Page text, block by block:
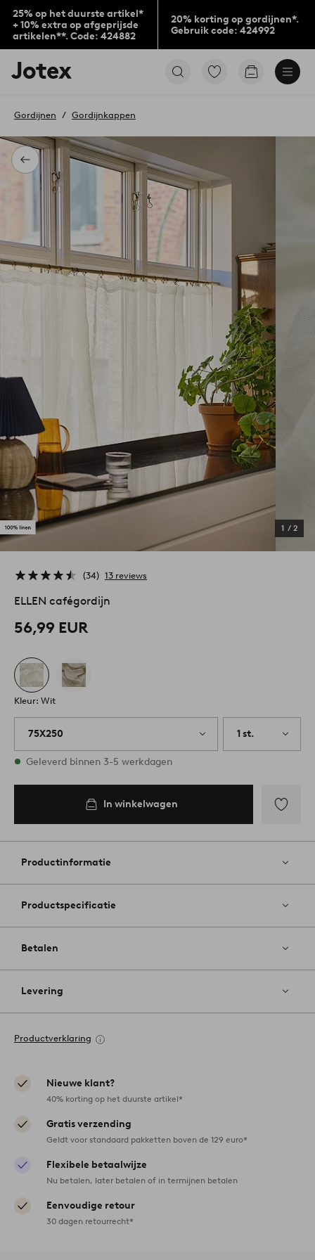
25% op het duurste artikel*
+ 10% extra op afgeprijsde
artikelen**. Code: 424882
20% korting op gordijnen*.
Gebruik code: 424992
Jotex
logo
to
home
page
Ga
Go
Terug
Gordijnen Gordijnkappen
1 / 2
34 13 reviews
ELLEN cafégordijn
56,99 EUR
Kleur: Wit
75X250 1 st.
Op voorraad
Geleverd binnen 3-5 werkdagen
In winkelwagen
aan
Productinformatie
Productspecificatie
Betalen
Levering
Productverklaring
Nieuwe klant?
40% korting op het duurste artikel*
Gratis verzending
Geldt voor standaard pakketten boven de 129 euro*
Flexibele betaalwijze
Nu betalen, later betalen of in termijnen betalen
Eenvoudige retour
30 dagen retourrecht*